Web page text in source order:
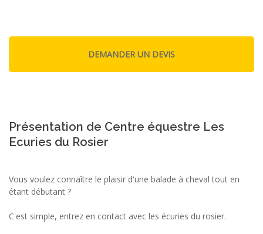
Présentation de Centre équestre Les
Ecuries du Rosier
Vous voulez connaître le plaisir d'une balade à cheval tout en
étant débutant ?
C'est simple, entrez en contact avec les écuries du rosier.